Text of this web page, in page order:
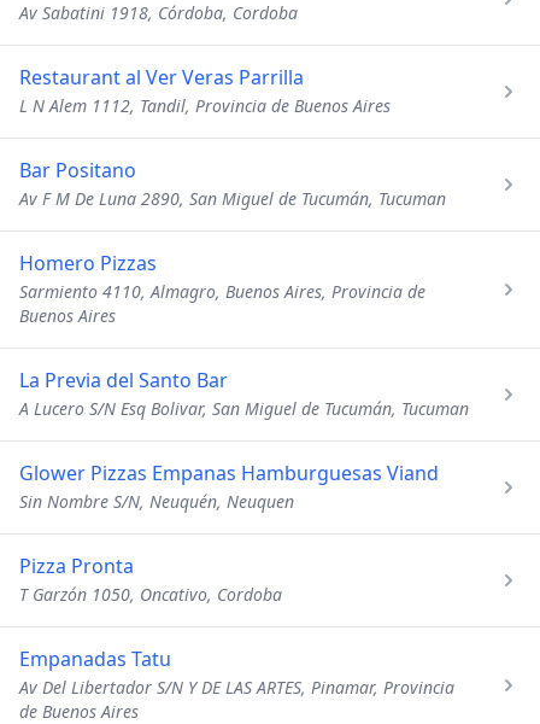
Av Sabatini 1918, Córdoba, Cordoba
Restaurant al Ver Veras Parrilla
L N Alem 1112, Tandil, Provincia de Buenos Aires
Bar Positano
Av F M De Luna 2890, San Miguel de Tucumán, Tucuman
Homero Pizzas
Sarmiento 4110, Almagro, Buenos Aires, Provincia de
Buenos Aires
La Previa del Santo Bar
A Lucero S/N Esq Bolivar, San Miguel de Tucumán, Tucuman
Glower Pizzas Empanas Hamburguesas Viand
Sin Nombre S/N, Neuquén, Neuquen
Pizza Pronta
T Garzón 1050, Oncativo, Cordoba
Empanadas Tatu
Av Del Libertador S/N Y DE LAS ARTES, Pinamar, Provincia
de Buenos Aires